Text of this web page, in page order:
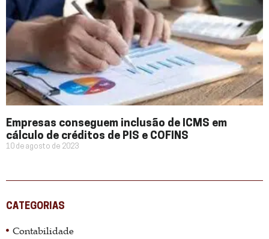
Empresas conseguem inclusão de ICMS em
cálculo de créditos de PIS e COFINS
10 de agosto de 2023
CATEGORIAS
Contabilidade